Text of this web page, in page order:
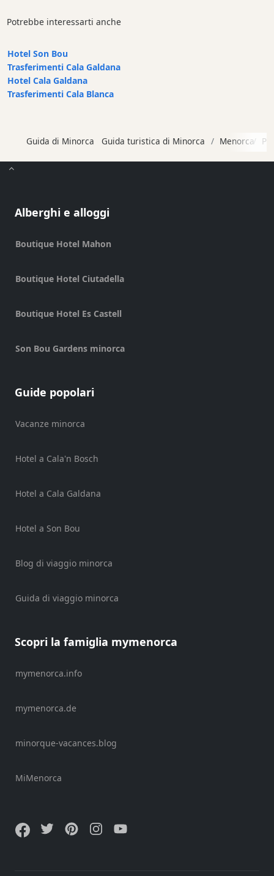
Bar
Clubs
Shopping
Trasferimento
biciclette
Standup
Noleggio
Noleggio
noleggio
barche
Servizi
mobilità
Enviar
Potrebbe interessarti anche
Hotel Son Bou
Trasferimenti Cala Galdana
Hotel Cala Galdana
Trasferimenti Cala Blanca
Guida di Minorca Guida turistica di Minorca Menorca
Alberghi e alloggi
Boutique Hotel Mahon
Boutique Hotel Ciutadella
Boutique Hotel Es Castell
Son Bou Gardens minorca
Guide popolari
Vacanze minorca
Hotel a Cala'n Bosch
Hotel a Cala Galdana
Hotel a Son Bou
Blog di viaggio minorca
Guida di viaggio minorca
Scopri la famiglia mymenorca
mymenorca.info
mymenorca.de
minorque-vacances.blog
MiMenorca